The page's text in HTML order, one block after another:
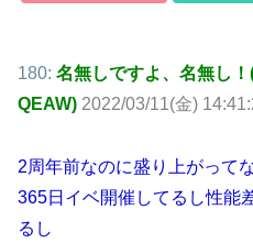
180: 名無しですよ、名無し
QEAW) 2022/03/11(金)
2周年前なのに盛り上がって
365日イベ開催してるし性能
るし